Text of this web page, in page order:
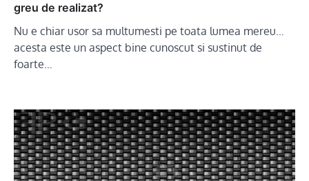
greu de realizat?
Nu e chiar usor sa multumesti pe toata lumea mereu…
acesta este un aspect bine cunoscut si sustinut de
foarte…